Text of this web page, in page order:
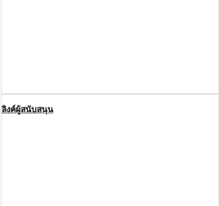
ลิงค์ผู้สนับสนุน